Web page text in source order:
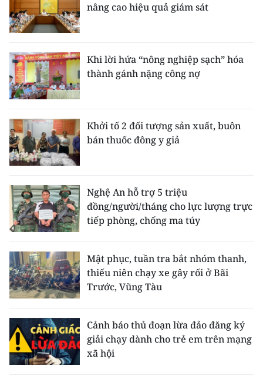
nâng cao hiệu quả giám sát
Khi lời hứa “nông nghiệp sạch” hóa
thành gánh nặng công nợ
Khởi tố 2 đối tượng sản xuất, buôn
bán thuốc đông y giả
Nghệ An hỗ trợ 5 triệu
đồng/người/tháng cho lực lượng trực
tiếp phòng, chống ma túy
Mật phục, tuần tra bắt nhóm thanh,
thiếu niên chạy xe gây rối ở Bãi
Trước, Vũng Tàu
Cảnh báo thủ đoạn lừa đảo đăng ký
giải chạy dành cho trẻ em trên mạng
xã hội